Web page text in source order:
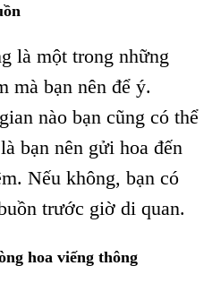
là một trong những
mà bạn nên để ý.
nào bạn cũng có thể
bạn nên gửi hoa đến
Nếu không, bạn có
trước giờ di quan.
hoa viếng thông